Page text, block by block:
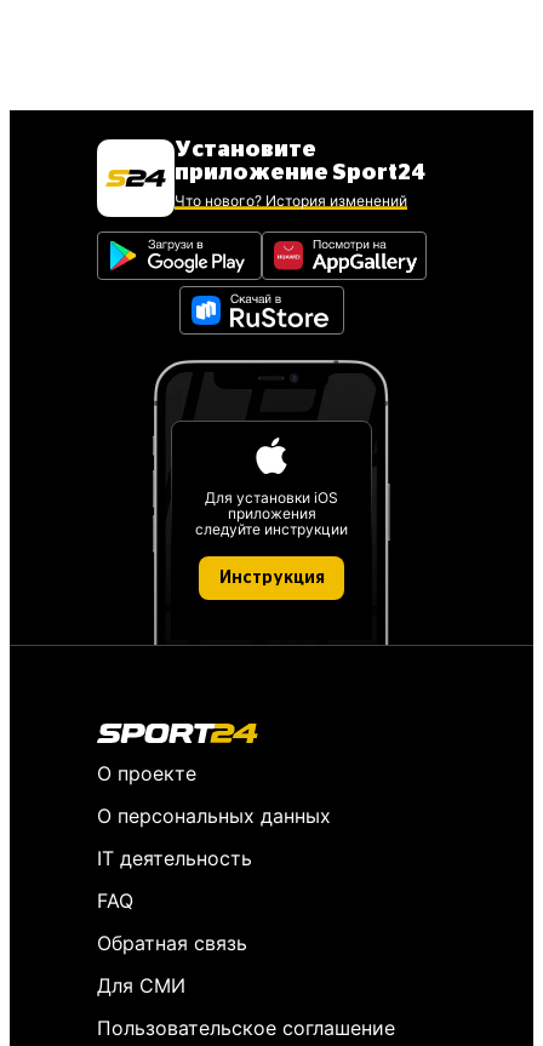
Установите
приложение Sport24
Что нового? История изменений
Для установки iOS
приложения
следуйте инструкции
Инструкция
О проекте
О персональных данных
IT деятельность
FAQ
Обратная связь
Для СМИ
Пользовательское соглашение